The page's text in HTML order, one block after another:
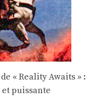
« Reality Awaits » :
puissante